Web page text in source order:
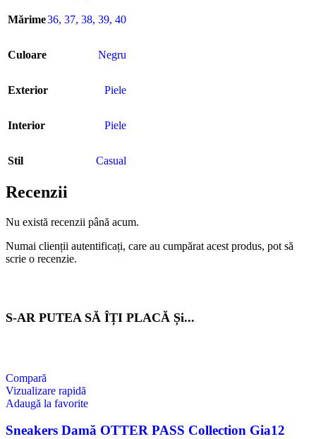
Mărime36, 37, 38, 39, 40
Culoare Negru
Exterior Piele
Interior Piele
Stil Casual
Recenzii
Nu există recenzii până acum.
Numai clienții autentificați, care au cumpărat acest produs, pot să
scrie o recenzie.
S-AR PUTEA SĂ ÎȚI PLACĂ Și...
Compară
Vizualizare rapidă
Adaugă la favorite
Sneakers Damă OTTER PASS Collection Gia12